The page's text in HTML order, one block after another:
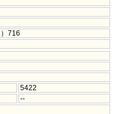
716
5422
--